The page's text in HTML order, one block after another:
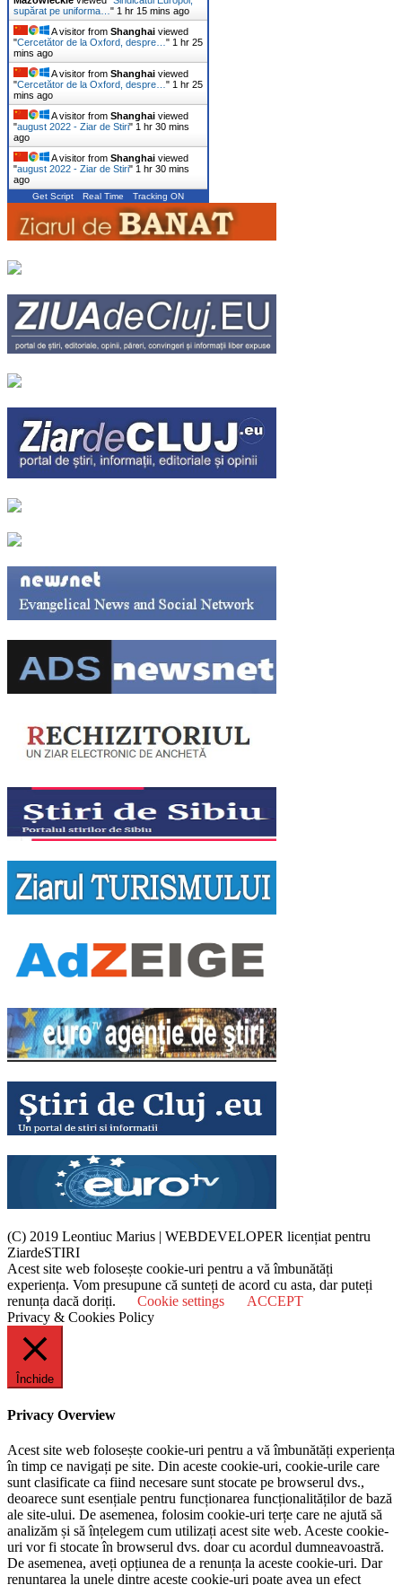
supărat pe uniforma… " 1 hr 15 mins ago
A visitor from Shanghai viewed
"Cercetător de la Oxford, despre… " 1 hr 25
mins ago
A visitor from Shanghai viewed
"Cercetător de la Oxford, despre… " 1 hr 25
mins ago
A visitor from Shanghai viewed
"august 2022 - Ziar de Stiri" 1 hr 30 mins
ago
A visitor from Shanghai viewed
"august 2022 - Ziar de Stiri" 1 hr 30 mins
ago
Get Script Real Time Tracking ON
(C) 2019 Leontiuc Marius | WEBDEVELOPER licențiat pentru
ZiardeSTIRI
Acest site web folosește cookie-uri pentru a vă îmbunătăți
experiența. Vom presupune că sunteți de acord cu asta, dar puteți
renunța dacă doriți.
Cookie settings
ACCEPT
Privacy & Cookies Policy
Închide
Privacy Overview
Acest site web folosește cookie-uri pentru a vă îmbunătăți experiența
în timp ce navigați pe site. Din aceste cookie-uri, cookie-urile care
sunt clasificate ca fiind necesare sunt stocate pe browserul dvs.,
deoarece sunt esențiale pentru funcționarea funcționalităților de bază
ale site-ului. De asemenea, folosim cookie-uri terțe care ne ajută să
analizăm și să înțelegem cum utilizați acest site web. Aceste cookie-
uri vor fi stocate în browserul dvs. doar cu acordul dumneavoastră.
De asemenea, aveți opțiunea de a renunța la aceste cookie-uri. Dar
renunțarea la unele dintre aceste cookie-uri poate avea un efect